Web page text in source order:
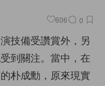
606 0
技備受讚賞外，另
到關注。當中，在
朴成勳，原來現實